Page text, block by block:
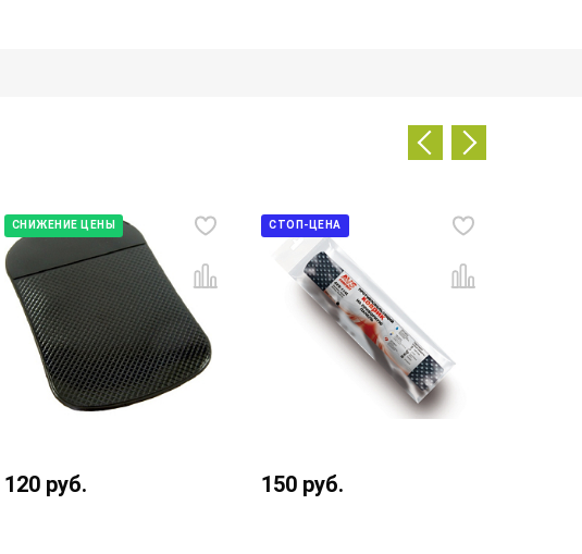
СНИЖЕНИЕ ЦЕНЫ
120 руб.
СТОП-ЦЕНА
150 руб.